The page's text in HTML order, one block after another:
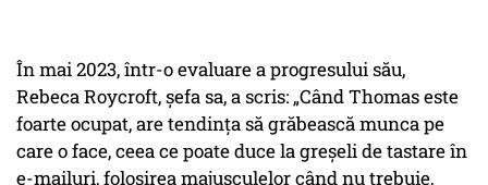
În mai 2023, într-o evaluare a progresului său,
Rebeca Roycroft, șefa sa, a scris: „Când Thomas este
foarte ocupat, are tendința să grăbească munca pe
care o face, ceea ce poate duce la greșeli de tastare în
e-mailuri, folosirea majusculelor când nu trebuie,